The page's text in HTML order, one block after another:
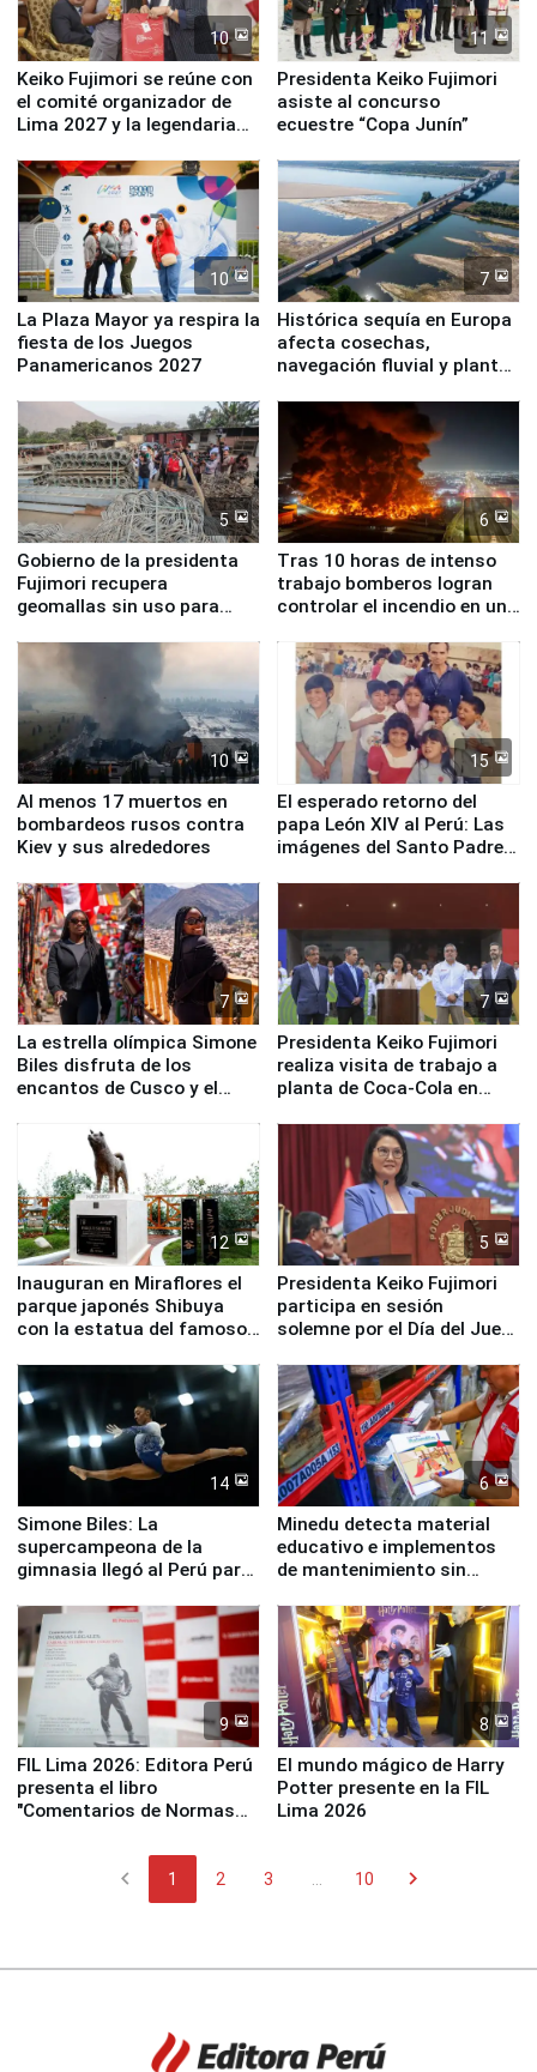
10
Keiko Fujimori se reúne con
el comité organizador de
Lima 2027 y la legendaria
11
Presidenta Keiko Fujimori
asiste al concurso
ecuestre “Copa Junín”
10
La Plaza Mayor ya respira la
fiesta de los Juegos
Panamericanos 2027
7
Histórica sequía en Europa
afecta cosechas,
navegación fluvial y plantas
5
Gobierno de la presidenta
Fujimori recupera
geomallas sin uso para
Fenómeno El Niño
6
Tras 10 horas de intenso
trabajo bomberos logran
controlar el incendio en una
de Chile
10
Al menos 17 muertos en
bombardeos rusos contra
Kiev y sus alrededores
15
El esperado retorno del
papa León XIV al Perú: Las
imágenes del Santo Padre
7
La estrella olímpica Simone
Biles disfruta de los
encantos de Cusco y el
7
Presidenta Keiko Fujimori
realiza visita de trabajo a
planta de Coca-Cola en
12
Inauguran en Miraflores el
parque japonés Shibuya
con la estatua del famoso
5
Presidenta Keiko Fujimori
participa en sesión
solemne por el Día del Juez
14
Simone Biles: La
supercampeona de la
gimnasia llegó al Perú para
Panamericanos Lima 2027
6
Minedu detecta material
educativo e implementos
de mantenimiento sin
la UGEL 2
9
FIL Lima 2026: Editora Perú
presenta el libro
"Comentarios de Normas
Derecho Colectivo"
8
El mundo mágico de Harry
Potter presente en la FIL
Lima 2026
chevron_left 1 2 3 10 chevron_right